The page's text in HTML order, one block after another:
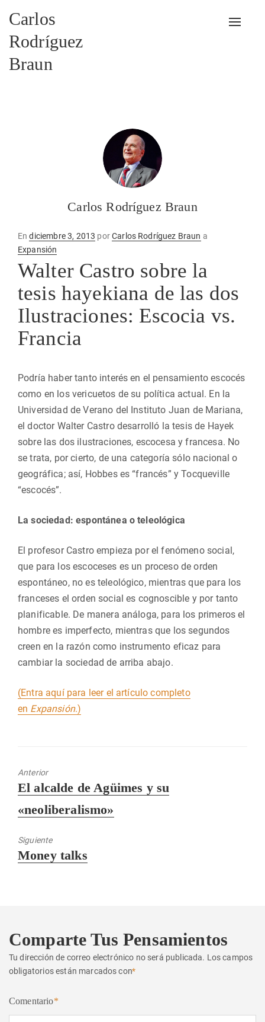
Carlos
Rodríguez
Braun
Carlos Rodríguez Braun
EnPublicado
en
diciembre 3, 2013 porCarlos Rodríguez Braun a
Expansión
Walter Castro sobre la
tesis hayekiana de las dos
Ilustraciones: Escocia vs.
Francia
Podría haber tanto interés en el pensamiento escocés
como en los vericuetos de su política actual. En la
Universidad de Verano del Instituto Juan de Mariana,
el doctor Walter Castro desarrolló la tesis de Hayek
sobre las dos ilustraciones, escocesa y francesa. No
se trata, por cierto, de una categoría sólo nacional o
geográfica; así, Hobbes es “francés” y Tocqueville
“escocés”.
La sociedad: espontánea o teleológica
El profesor Castro empieza por el fenómeno social,
que para los escoceses es un proceso de orden
espontáneo, no es teleológico, mientras que para los
franceses el orden social es cognoscible y por tanto
planificable. De manera análoga, para los primeros el
hombre es imperfecto, mientras que los segundos
creen en la razón como instrumento eficaz para
cambiar la sociedad de arriba abajo.
(Entra aquí para leer el artículo completo
en Expansión.)
Anterior
Entrada
El alcalde de Agüimes y su
«neoliberalismo»
Siguiente
Entrada
Money talks
Comparte Tus Pensamientos
Tu dirección de correo electrónico no será publicada. Los campos
obligatorios están marcados con*
Comentario*